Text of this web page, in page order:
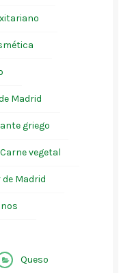
Madrid
griego
Carne vegetal
de Madrid
Queso